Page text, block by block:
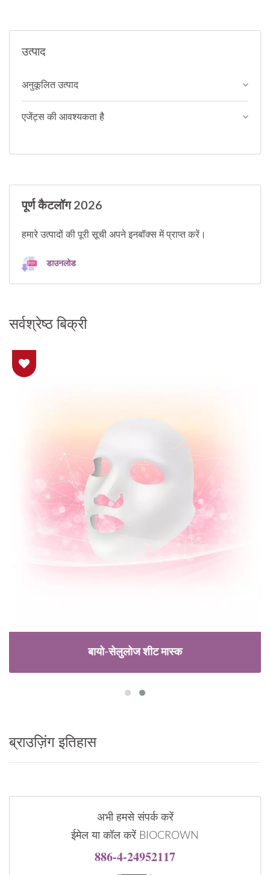
उत्पाद
अनुकूलित उत्पाद
एजेंट्स की आवश्यकता है
पूर्ण कैटलॉग 2026
हमारे उत्पादों की पूरी सूची अपने इनबॉक्स में प्राप्त करें।
डाउनलोड
सर्वश्रेष्ठ बिक्री
बायो-सेलुलोज शीट मास्क
ब्राउज़िंग इतिहास
अभी हमसे संपर्क करें
ईमेल या कॉल करें BIOCROWN
886-4-24952117